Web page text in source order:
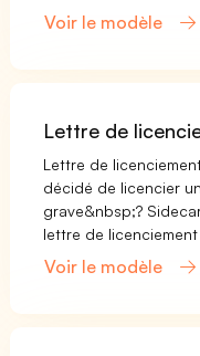
Voir le modèle
Lettre de
Lettre de
décidé de licencier
grave&nbsp;?
lettre de
Voir le modèle